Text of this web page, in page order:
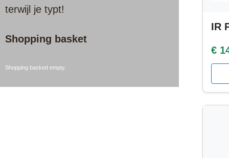
terwijl je typt!
Shopping basket
Shopping basked empty.
IR
€